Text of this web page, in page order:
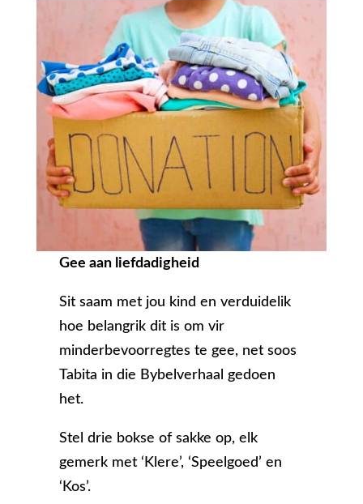
Gee aan liefdadigheid
Sit saam met jou kind en verduidelik
hoe belangrik dit is om vir
minderbevoorregtes te gee, net soos
Tabita in die Bybelverhaal gedoen
het.
Stel drie bokse of sakke op, elk
gemerk met ‘Klere’, ‘Speelgoed’ en
‘Kos’.